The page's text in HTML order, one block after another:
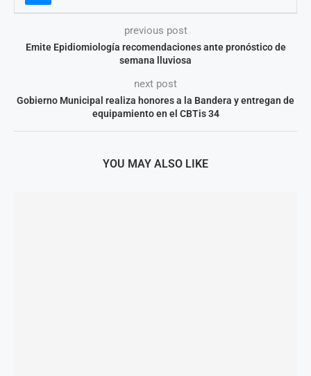
previous post
Emite Epidiomiología recomendaciones ante pronóstico de
semana lluviosa
next post
Gobierno Municipal realiza honores a la Bandera y entregan de
equipamiento en el CBTis 34
YOU MAY ALSO LIKE